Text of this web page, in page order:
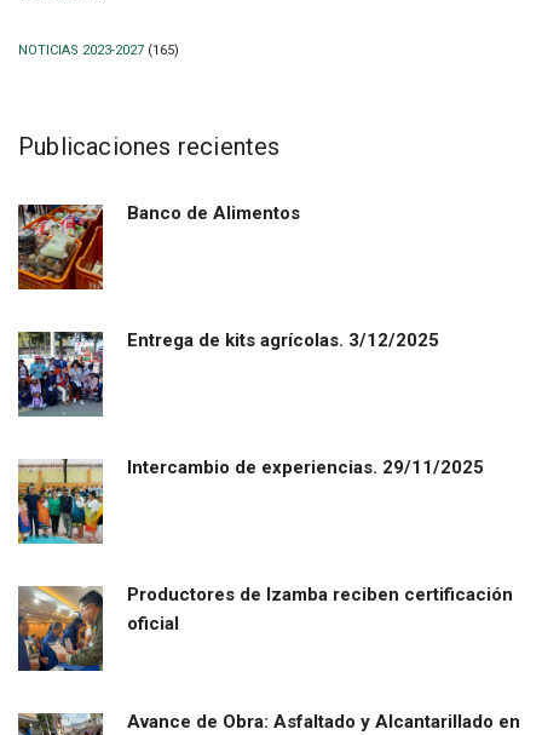
NOTICIAS 2023-2027 (165)
Publicaciones recientes
Banco de Alimentos
Entrega de kits agrícolas. 3/12/2025
Intercambio de experiencias. 29/11/2025
Productores de Izamba reciben certificación
oficial
Avance de Obra: Asfaltado y Alcantarillado en